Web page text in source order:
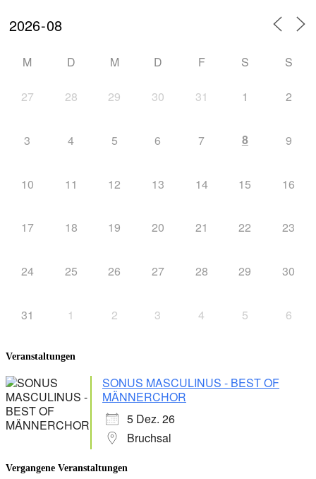
M D M D F S S
27 28 29 30 31 1 2
3 4 5 6 7 8 9
10 11 12 13 14 15 16
17 18 19 20 21 22 23
24 25 26 27 28 29 30
31 1 2 3 4 5 6
Veranstaltungen
SONUS MASCULINUS - BEST OF
MÄNNERCHOR
5 Dez. 26
Bruchsal
Vergangene Veranstaltungen